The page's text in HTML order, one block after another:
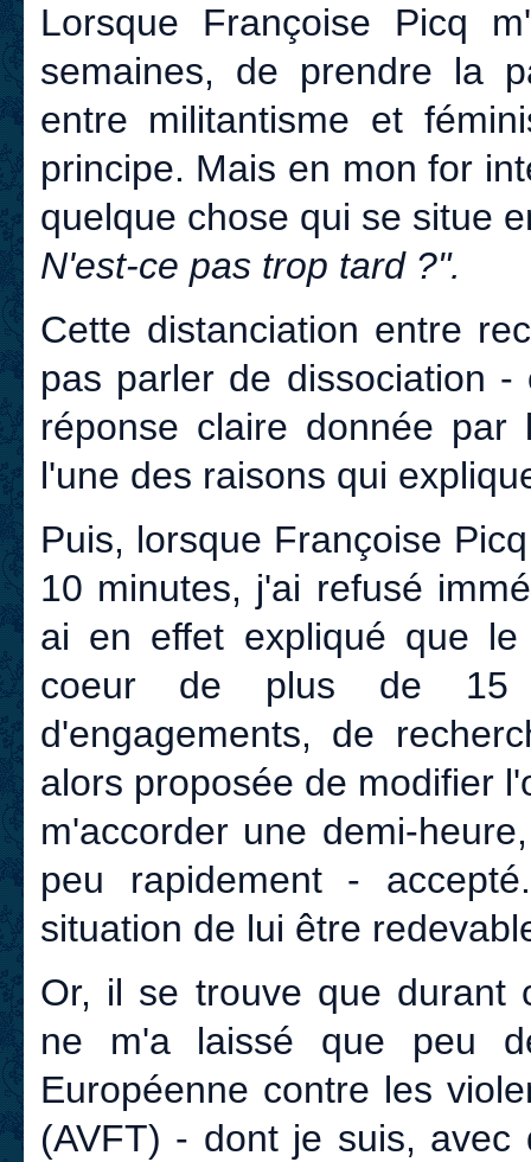
Lorsque Françoise Picq
semaines, de prendre la
entre militantisme et
principe. Mais en mon for
quelque chose qui se situe
N'est-ce pas trop tard ?".
Cette distanciation entre
pas parler de dissociation
réponse claire donnée par
l'une des raisons qui
Puis, lorsque Françoise
10 minutes, j'ai refusé
ai en effet expliqué que
coeur de plus de 15
d'engagements, de
alors proposée de modifier
m'accorder une demi-
peu rapidement -
situation de lui être
Or, il se trouve que durant
ne m'a laissé que peu
Européenne contre les
(AVFT) - dont je suis,